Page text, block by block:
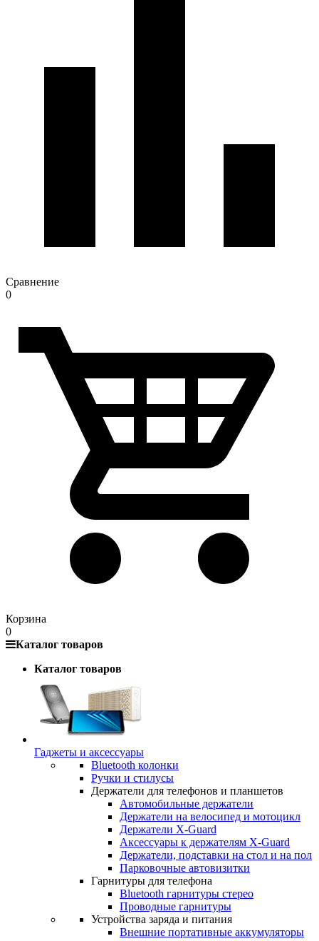
Сравнение
0
Корзина
0
Каталог товаров
Каталог товаров
Гаджеты и аксессуары
Bluetooth колонки
Ручки и стилусы
Держатели для телефонов и планшетов
Автомобильные держатели
Держатели на велосипед и мотоцикл
Держатели X-Guard
Аксессуары к держателям X-Guard
Держатели, подставки на стол и на пол
Парковочные автовизитки
Гарнитуры для телефона
Bluetooth гарнитуры стерео
Проводные гарнитуры
Устройства заряда и питания
Внешние портативные аккумуляторы